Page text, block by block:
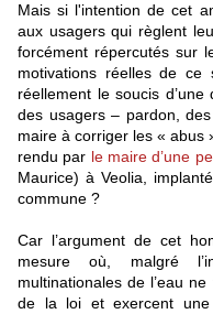
Mais si l'intention de cet
aux usagers qui règlent
forcément répercutés sur
motivations réelles de ce
réellement le soucis d’une
des usagers – pardon,
maire à corriger les « abus
rendu par le maire d’une
Maurice) à Veolia,
commune ?
Car l’argument de cet
mesure où, malgré
multinationales de l’eau
de la loi et exercent